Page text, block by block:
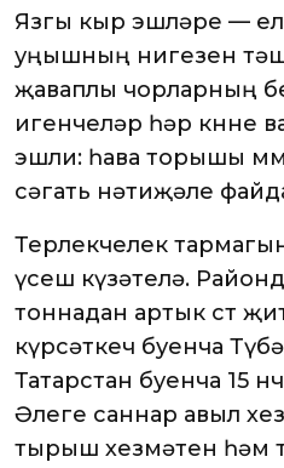
Язгы кыр эшләре —
уңышның нигезен
җаваплы чорларның
игенчеләр һәр көнне
эшли: һава торышы
сәгать нәтиҗәле
Терлекчелек
үсеш күзәтелә.
тоннадан артык сөт
күрсәткеч буенча
Татарстан буенча 15
Әлеге саннар авыл
тырыш хезмәтен һәм